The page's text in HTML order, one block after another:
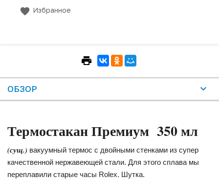
Избранное
ОБЗОР
Термостакан Премиум 350 мл
(сущ.) вакуумный термос с двойными стенками из супер
качественной нержавеющей стали. Для этого сплава мы
переплавили старые часы Rolex. Шутка.